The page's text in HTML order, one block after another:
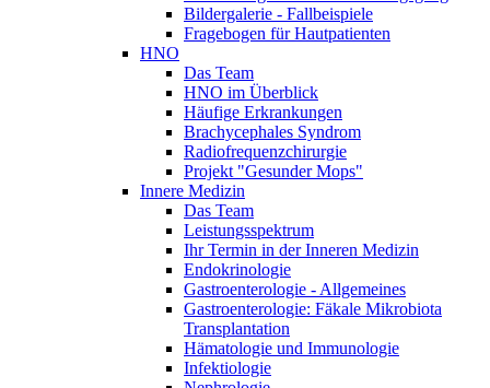
Bildergalerie - Fallbeispiele
Fragebogen für Hautpatienten
HNO
Das Team
HNO im Überblick
Häufige Erkrankungen
Brachycephales Syndrom
Radiofrequenzchirurgie
Projekt "Gesunder Mops"
Innere Medizin
Das Team
Leistungsspektrum
Ihr Termin in der Inneren Medizin
Endokrinologie
Gastroenterologie - Allgemeines
Gastroenterologie: Fäkale Mikrobiota
Transplantation
Hämatologie und Immunologie
Infektiologie